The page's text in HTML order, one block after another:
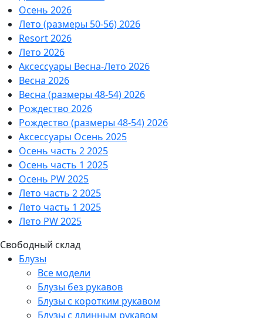
Осень 2026
Лето (размеры 50-56) 2026
Resort 2026
Лето 2026
Аксессуары Весна-Лето 2026
Весна 2026
Весна (размеры 48-54) 2026
Рождество 2026
Рождество (размеры 48-54) 2026
Аксессуары Осень 2025
Осень часть 2 2025
Осень часть 1 2025
Осень PW 2025
Лето часть 2 2025
Лето часть 1 2025
Лето PW 2025
Свободный склад
Блузы
Все модели
Блузы без рукавов
Блузы с коротким рукавом
Блузы с длинным рукавом